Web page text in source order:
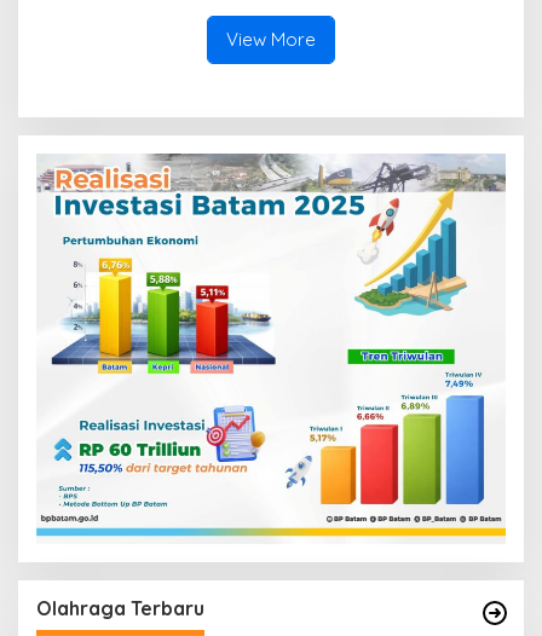
Semarakkan Bulan
Kemerdekaan
View More
Olahraga Terbaru